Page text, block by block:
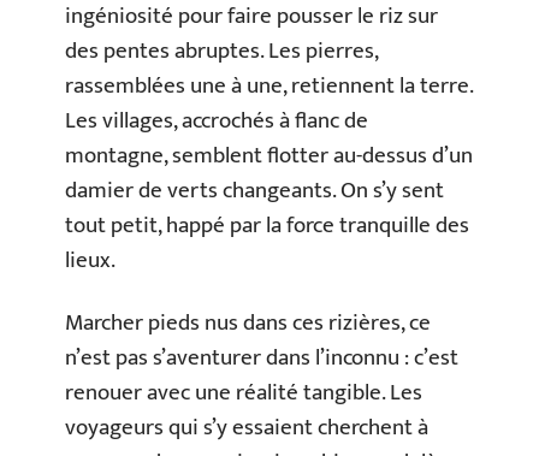
ingéniosité pour faire pousser le riz sur
des pentes abruptes. Les pierres,
rassemblées une à une, retiennent la terre.
Les villages, accrochés à flanc de
montagne, semblent flotter au-dessus d’un
damier de verts changeants. On s’y sent
tout petit, happé par la force tranquille des
lieux.
Marcher pieds nus dans ces rizières, ce
n’est pas s’aventurer dans l’inconnu : c’est
renouer avec une réalité tangible. Les
voyageurs qui s’y essaient cherchent à